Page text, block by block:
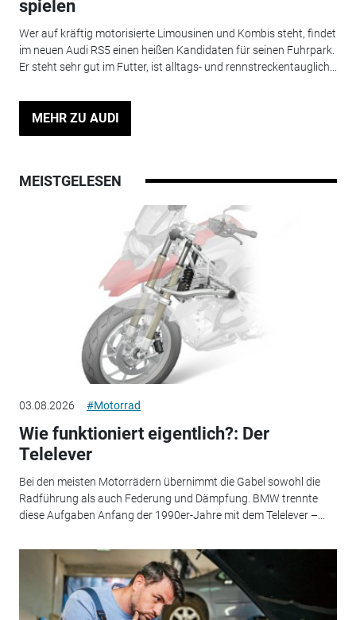
spielen
Wer auf kräftig motorisierte Limousinen und Kombis steht, findet
im neuen Audi RS5 einen heißen Kandidaten für seinen Fuhrpark.
Er steht sehr gut im Futter, ist alltags- und rennstreckentauglich...
MEHR ZU AUDI
MEISTGELESEN
03.08.2026 #Motorrad
Wie funktioniert eigentlich?: Der
Telelever
Bei den meisten Motorrädern übernimmt die Gabel sowohl die
Radführung als auch Federung und Dämpfung. BMW trennte
diese Aufgaben Anfang der 1990er-Jahre mit dem Telelever –...